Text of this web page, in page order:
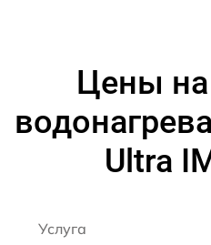
Цены
Ultra
Услуга